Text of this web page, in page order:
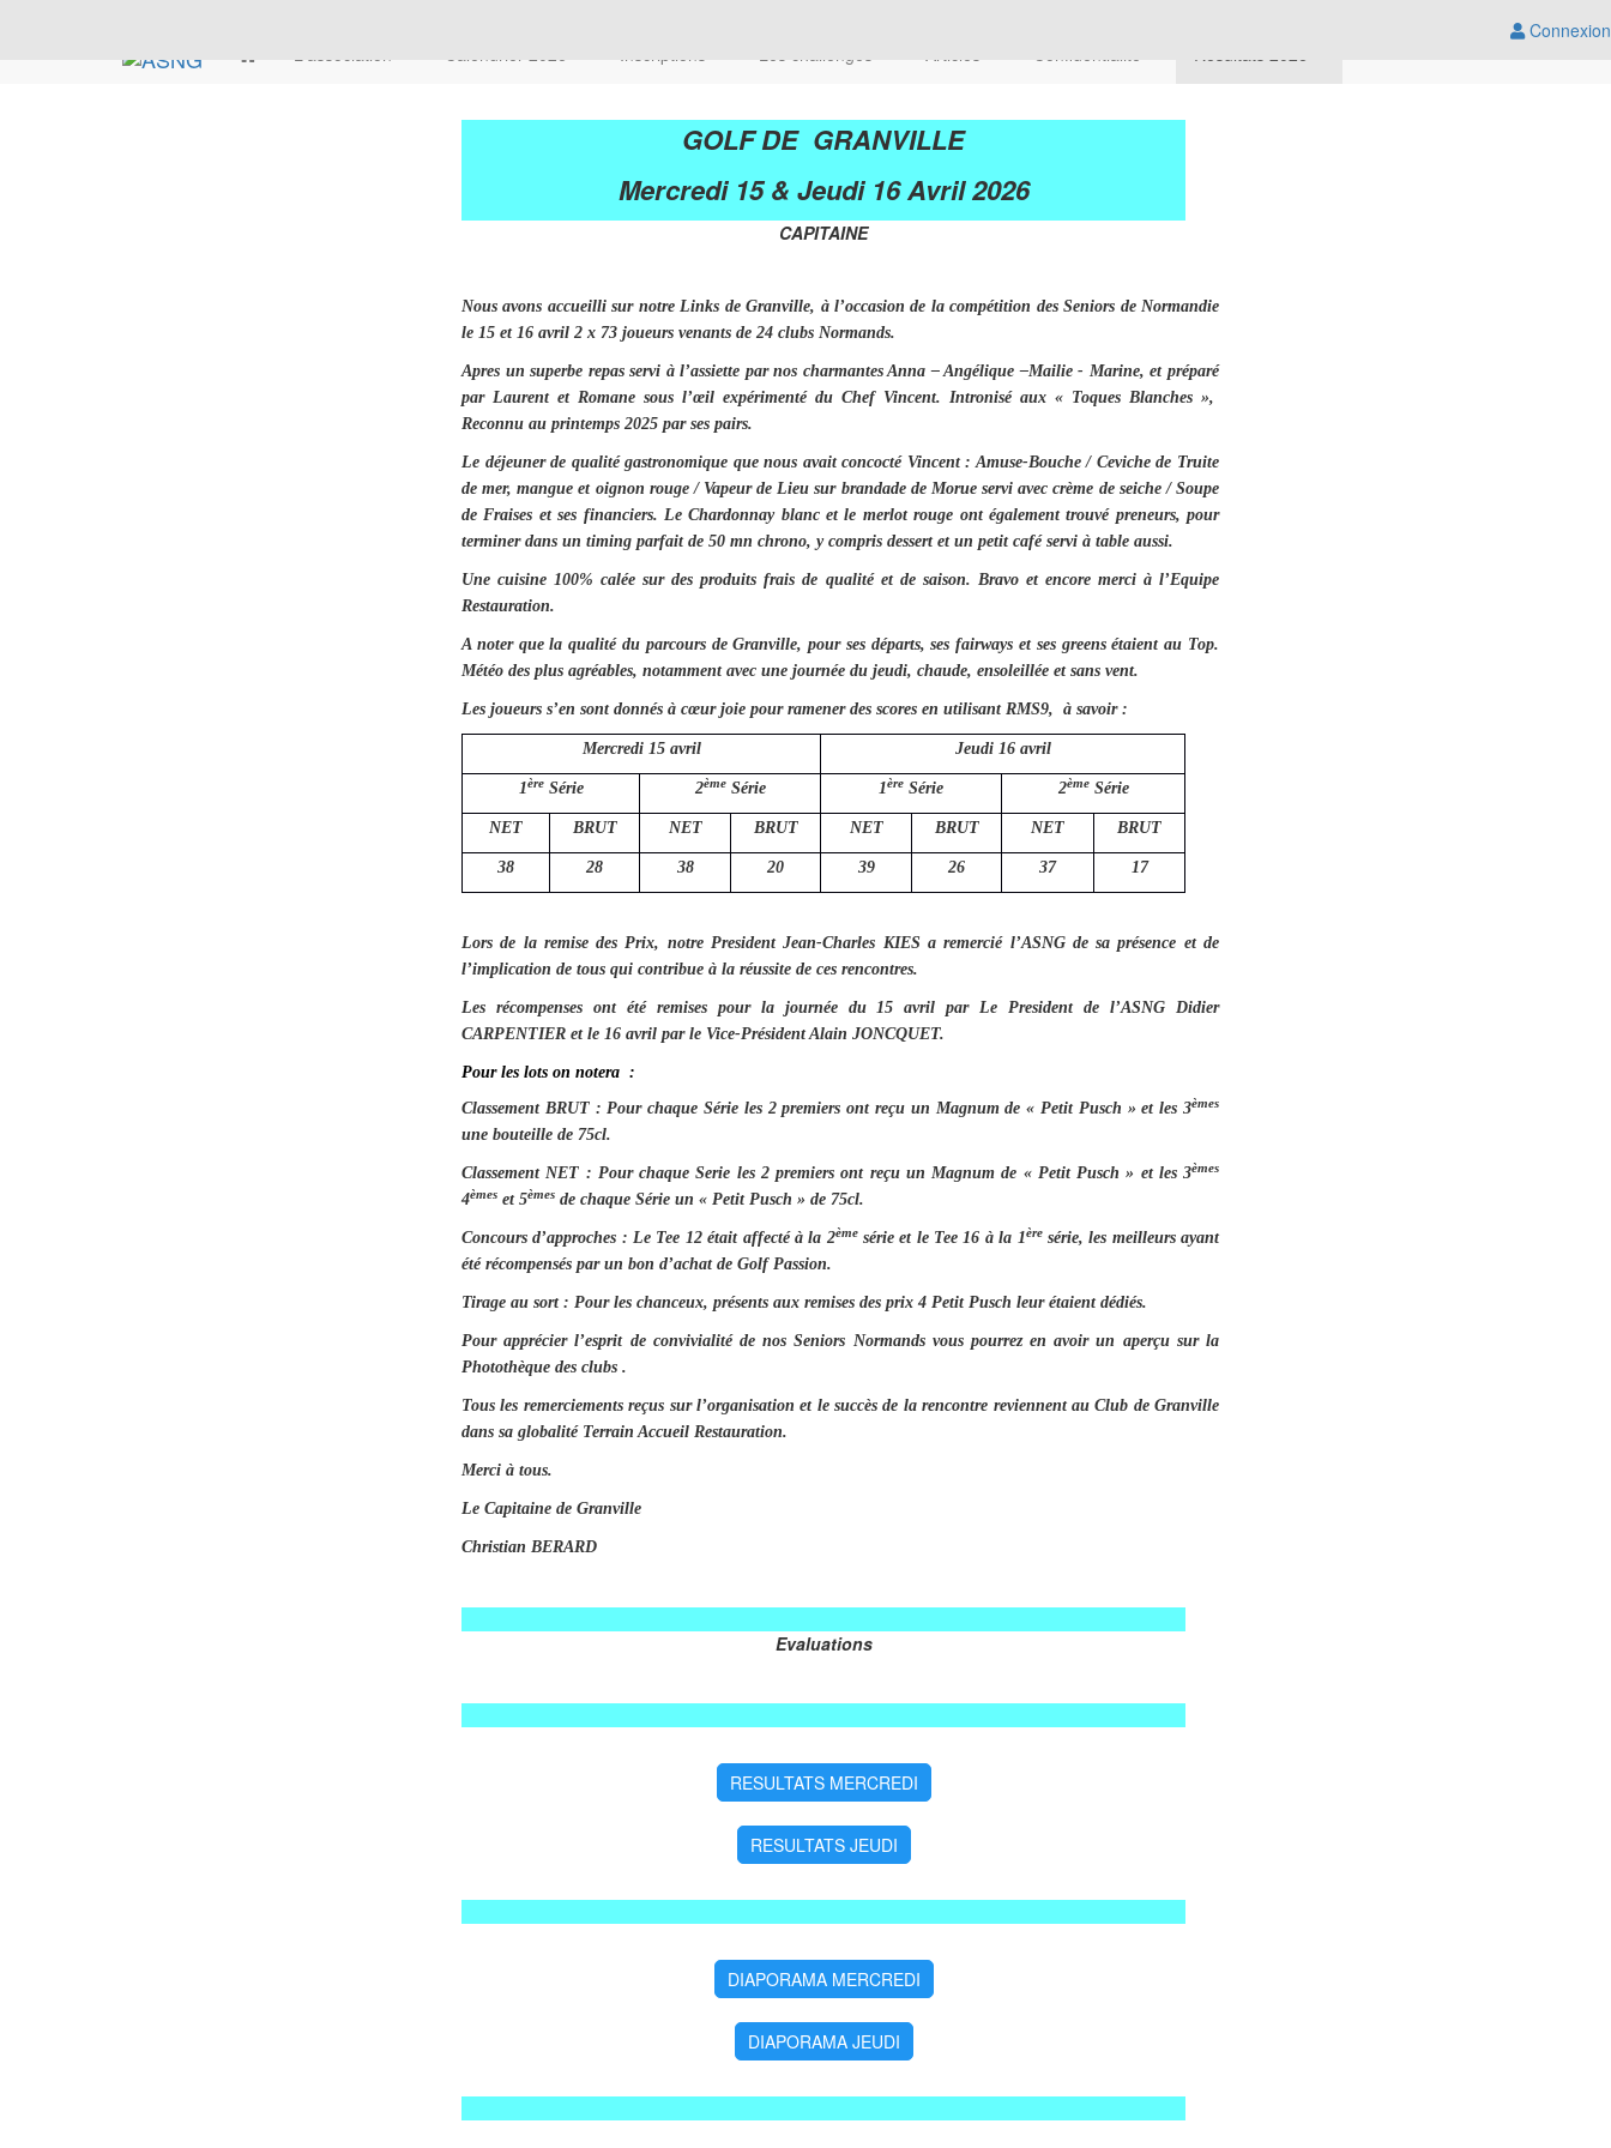
Connexion
L'association
Calendrier 2026 Inscriptions Les challenges Articles Confidentialité Résultats 2026
GOLF DE GRANVILLE
Mercredi 15 & Jeudi 16 Avril 2026
CAPITAINE
Nous avons accueilli sur notre Links de Granville, à l’occasion de la compétition des Seniors de Normandie
le 15 et 16 avril 2 x 73 joueurs venants de 24 clubs Normands.
Apres un superbe repas servi à l’assiette par nos charmantes Anna – Angélique –Mailie - Marine, et préparé
par Laurent et Romane sous l’œil expérimenté du Chef Vincent. Intronisé aux « Toques Blanches »,
Reconnu au printemps 2025 par ses pairs.
Le déjeuner de qualité gastronomique que nous avait concocté Vincent : Amuse-Bouche / Ceviche de Truite
de mer, mangue et oignon rouge / Vapeur de Lieu sur brandade de Morue servi avec crème de seiche / Soupe
de Fraises et ses financiers. Le Chardonnay blanc et le merlot rouge ont également trouvé preneurs, pour
terminer dans un timing parfait de 50 mn chrono, y compris dessert et un petit café servi à table aussi.
Une cuisine 100% calée sur des produits frais de qualité et de saison. Bravo et encore merci à l’Equipe
Restauration.
A noter que la qualité du parcours de Granville, pour ses départs, ses fairways et ses greens étaient au Top.
Météo des plus agréables, notamment avec une journée du jeudi, chaude, ensoleillée et sans vent.
Les joueurs s’en sont donnés à cœur joie pour ramener des scores en utilisant RMS9, à savoir :
Mercredi 15 avril Jeudi 16 avril
1èreSérie 2èmeSérie 1ère Série 2èmeSérie
NET BRUT NET BRUT NET BRUT NET BRUT
38 28 38 20 39 26 37 17
Lors de la remise des Prix, notre President Jean-Charles KIES a remercié l’ASNG de sa présence et de
l’implication de tous qui contribue à la réussite de ces rencontres.
Les récompenses ont été remises pour la journée du 15 avril par Le President de l’ASNG Didier
CARPENTIER et le 16 avril par le Vice-Président Alain JONCQUET.
Pour les lots on notera :
Classement BRUT : Pour chaque Série les 2 premiers ont reçu un Magnum de « Petit Pusch » et les 3èmes
une bouteille de 75cl.
Classement NET : Pour chaque Serie les 2 premiers ont reçu un Magnum de « Petit Pusch » et les 3èmes
4èmes et 5èmes de chaque Série un « Petit Pusch » de 75cl.
Concours d’approches : Le Tee 12 était affecté à la 2èmesérie et le Tee 16 à la 1èresérie, les meilleurs ayant
été récompensés par un bon d’achat de Golf Passion.
Tirage au sort : Pour les chanceux, présents aux remises des prix 4 Petit Pusch leur étaient dédiés.
Pour apprécier l’esprit de convivialité de nos Seniors Normands vous pourrez en avoir un aperçu sur la
Photothèque des clubs .
Tous les remerciements reçus sur l’organisation et le succès de la rencontre reviennent au Club de Granville
dans sa globalité Terrain Accueil Restauration.
Merci à tous.
Le Capitaine de Granville
Christian BERARD
Evaluations
RESULTATS MERCREDI
RESULTATS JEUDI
DIAPORAMA MERCREDI
DIAPORAMA JEUDI